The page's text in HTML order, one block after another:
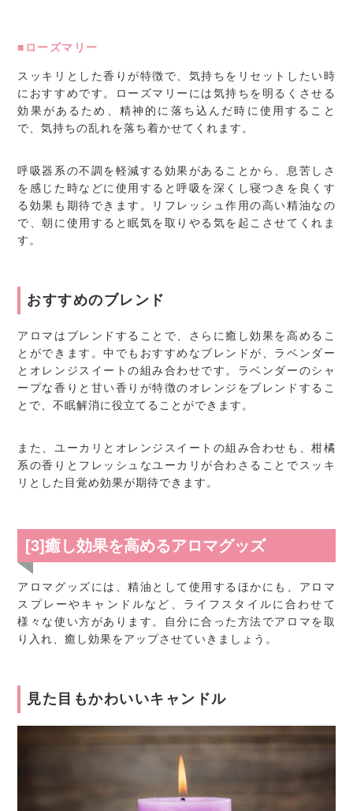
■ローズマリー
スッキリとした香りが特徴で、気持ちをリセットしたい時
におすすめです。ローズマリーには気持ちを明るくさせる
効果があるため、精神的に落ち込んだ時に使用すること
で、気持ちの乱れを落ち着かせてくれます。
呼吸器系の不調を軽減する効果があることから、息苦しさ
を感じた時などに使用すると呼吸を深くし寝つきを良くす
る効果も期待できます。リフレッシュ作用の高い精油なの
で、朝に使用すると眠気を取りやる気を起こさせてくれま
す。
おすすめのブレンド
アロマはブレンドすることで、さらに癒し効果を高めるこ
とができます。中でもおすすめなブレンドが、ラベンダー
とオレンジスイートの組み合わせです。ラベンダーのシャ
ープな香りと甘い香りが特徴のオレンジをブレンドするこ
とで、不眠解消に役立てることができます。
また、ユーカリとオレンジスイートの組み合わせも、柑橘
系の香りとフレッシュなユーカリが合わさることでスッキ
リとした目覚め効果が期待できます。
[3]癒し効果を高めるアロマグッズ
アロマグッズには、精油として使用するほかにも、アロマ
スプレーやキャンドルなど、ライフスタイルに合わせて
様々な使い方があります。自分に合った方法でアロマを取
り入れ、癒し効果をアップさせていきましょう。
見た目もかわいいキャンドル